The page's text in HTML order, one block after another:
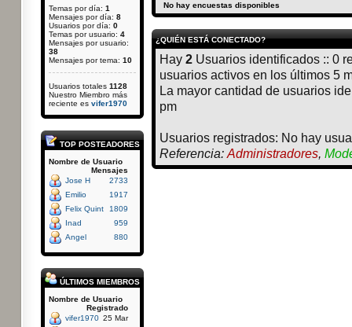
Temas por día: 1
Mensajes por día: 8
Usuarios por día: 0
Temas por usuario: 4
Mensajes por usuario:
38
Mensajes por tema: 10
Usuarios totales 1128
Nuestro Miembro más
reciente es vifer1970
TOP POSTEADORES
Nombre de Usuario
Mensajes
Jose H
2733
Emilio
1917
Felix Quint
1809
Inad
959
Angel
880
ÚLTIMOS MIEMBROS
Nombre de Usuario
Registrado
vifer1970 25 Mar
No hay encuestas disponibles
¿QUIÉN ESTÁ CONECTADO?
Hay 2Usuarios identificados :: 0
usuarios activos en los últimos 5
La mayor cantidad de usuarios
pm
Usuarios registrados: No hay
Referencia: Administradores,